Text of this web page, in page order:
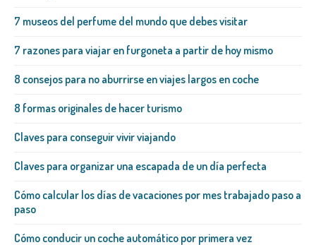
7 museos del perfume del mundo que debes visitar
7 razones para viajar en furgoneta a partir de hoy mismo
8 consejos para no aburrirse en viajes largos en coche
8 formas originales de hacer turismo
Claves para conseguir vivir viajando
Claves para organizar una escapada de un día perfecta
Cómo calcular los días de vacaciones por mes trabajado paso a
paso
Cómo conducir un coche automático por primera vez